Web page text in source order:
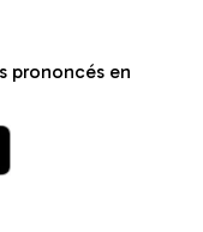
prononcés en